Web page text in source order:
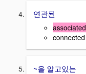
연관된
associated
connected
~을 알고있는